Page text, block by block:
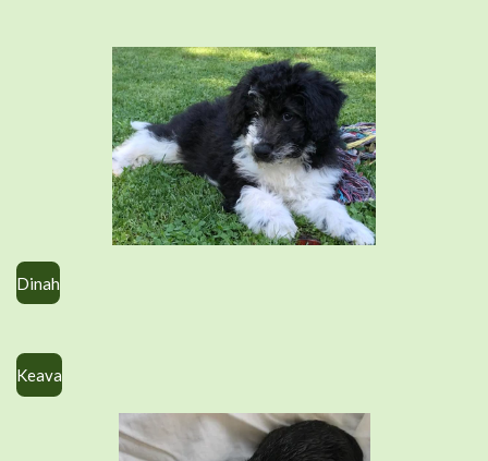
Dinah
Keava